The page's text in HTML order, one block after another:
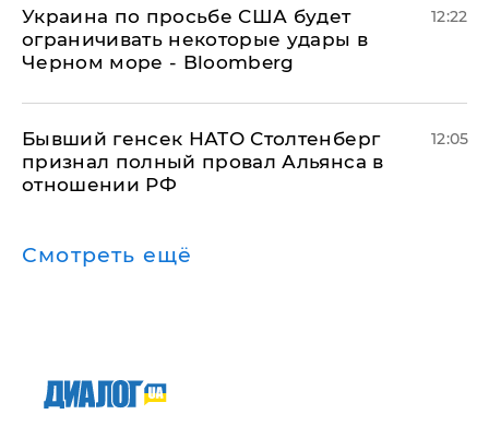
Украина по просьбе США будет
ограничивать некоторые удары в
Черном море - Bloomberg
12:22
Бывший генсек НАТО Столтенберг
признал полный провал Альянса в
отношении РФ
12:05
Смотреть ещё